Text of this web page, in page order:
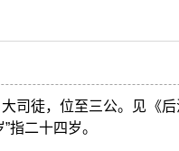
司徒，位至三公。见《
指二十四岁。